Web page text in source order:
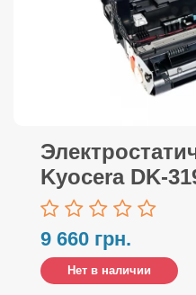
Kyocera DK-
9 660 грн.
Нет в наличии